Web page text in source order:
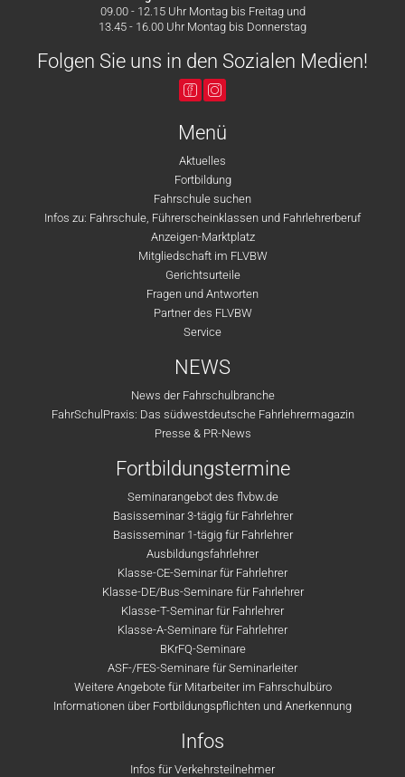
09.00 - 12.15 Uhr Montag bis Freitag und
13.45 - 16.00 Uhr Montag bis Donnerstag
Folgen Sie uns in den Sozialen Medien!
Menü
Aktuelles
Fortbildung
Fahrschule suchen
Infos zu: Fahrschule, Führerscheinklassen und Fahrlehrerberuf
Anzeigen-Marktplatz
Mitgliedschaft im FLVBW
Gerichtsurteile
Fragen und Antworten
Partner des FLVBW
Service
NEWS
News der Fahrschulbranche
FahrSchulPraxis: Das südwestdeutsche Fahrlehrermagazin
Presse & PR-News
Fortbildungstermine
Seminarangebot des flvbw.de
Basisseminar 3-tägig für Fahrlehrer
Basisseminar 1-tägig für Fahrlehrer
Ausbildungsfahrlehrer
Klasse-CE-Seminar für Fahrlehrer
Klasse-DE/Bus-Seminare für Fahrlehrer
Klasse-T-Seminar für Fahrlehrer
Klasse-A-Seminare für Fahrlehrer
BKrFQ-Seminare
ASF-/FES-Seminare für Seminarleiter
Weitere Angebote für Mitarbeiter im Fahrschulbüro
Informationen über Fortbildungspflichten und Anerkennung
Infos
Infos für Verkehrsteilnehmer